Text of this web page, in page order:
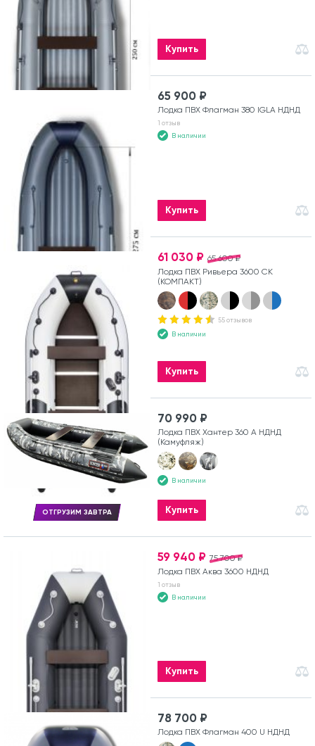
Купить
65 900 ₽
Лодка ПВХ Флагман 380 IGLA НДНД
1 отзыв
В наличии
Купить
65 600 ₽
61 030 ₽
Лодка ПВХ Ривьера 3600 СК
(КОМПАКТ)
55 отзывов
В наличии
Купить
ОТГРУЗИМ ЗАВТРА
70 990 ₽
Лодка ПВХ Хантер 360 А НДНД
(Камуфляж)
В наличии
Купить
75 700 ₽
59 940 ₽
Лодка ПВХ Аква 3600 НДНД
1 отзыв
В наличии
Купить
78 700 ₽
Лодка ПВХ Флагман 400 U НДНД